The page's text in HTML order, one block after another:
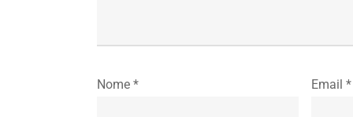
Nome * Email *